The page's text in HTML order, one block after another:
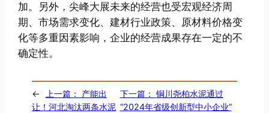
加。另外，尖峰大展未来的经营也受宏观经济周
期、市场需求变化、建材行业政策、原材料价格变
化等多重因素影响，企业的经营成果存在一定的不
确定性。
← 上一篇： 产能出
让！河北淘汰两条水泥
下一篇： 铜川尧柏水泥通过
“2024年省级创新型中小企业”